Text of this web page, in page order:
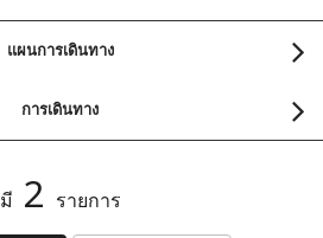
แผนการเดินทาง
การเดินทาง
มี 2 รายการ